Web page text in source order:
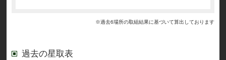
※過去6場所の取組結果に基づいて算出しております
過去の星取表